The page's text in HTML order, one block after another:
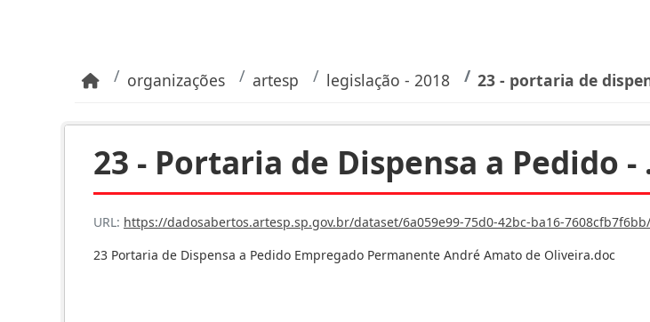
organizações artesp legislação - 2018 23 - portaria de
23 - Portaria de Dispensa a Pedido -
URL: https://dadosabertos.artesp.sp.gov.br/dataset/6a059e99-75d0-42bc-ba16-7608cfb7f6bb/resource/7d47f0f2-cd91-4a0b-b20d-
23 Portaria de Dispensa a Pedido Empregado Permanente André Amato de Oliveira.doc